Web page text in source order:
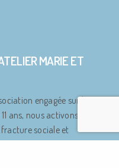
MARIE ET
engagée sur le
ans, nous activons
sociale et